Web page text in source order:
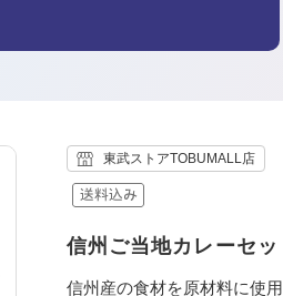
信州ご当地カレーセ
東武ストアTOBUMALL店
信州産の食材を原材料に使